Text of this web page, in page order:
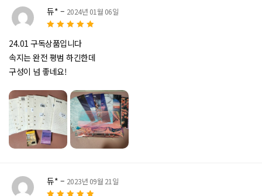
됨
5 중에서 5
평가됨
듀* – 2024년 01월 06일
24.01 구독상품입니다
속지는 완전 평범 하긴한데
구성이 넘 좋네요!
듀* – 2023년 09월 21일